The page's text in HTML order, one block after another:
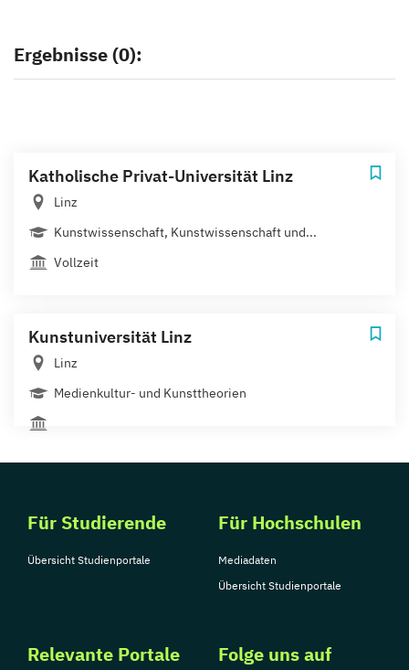
Ergebnisse (0):
Katholische Privat-Universität Linz
Linz
Kunstwissenschaft, Kunstwissenschaft und...
Vollzeit
Kunstuniversität Linz
Linz
Medienkultur- und Kunsttheorien
Für Studierende
Übersicht Studienportale
Für Hochschulen
Mediadaten
Übersicht Studienportale
Relevante Portale Folge uns auf